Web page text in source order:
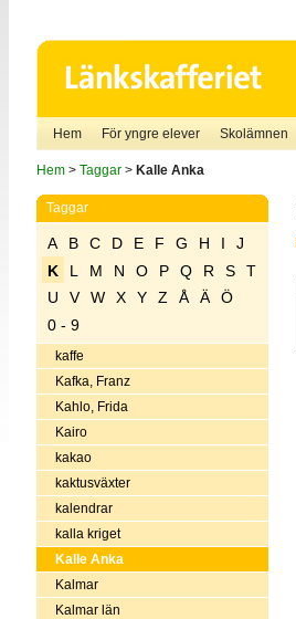
Hem För yngre elever Skolämnen
Hem> Taggar> Kalle Anka
Taggar
A B C D E F G H I
J
K
L M N O P Q R S
T
U
V W X Y Z Å Ä
Ö
0 - 9
kaffe
Kafka, Franz
Kahlo, Frida
Kairo
kakao
kaktusväxter
kalendrar
kalla kriget
Kalle Anka
Kalmar
Kalmar län